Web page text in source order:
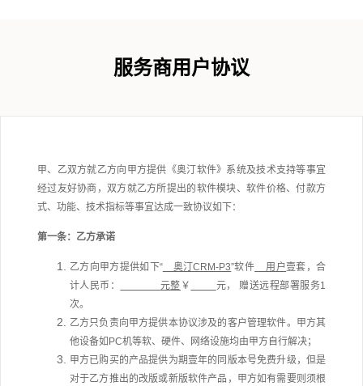
服务商用户协议
甲、乙双方就乙方向甲方提供《奥汀软件》系统及技术支持等事宜
经过友好协商，双方就乙方所提出的软件模块、软件价格、付款方
式、功能、技术指标等事宜达成一致协议如下：
第一条：乙方承诺
乙方向甲方提供如下“奥汀CRM-P3”软件 用户 壹套，合
计人民币：
元整 ￥ 元， 赠送远程部署服务1
次。
乙方只负责向甲方提供本协议涉及的客户管理软件。甲方其
他设备如PC机等软、硬件、网络设施均由甲方自行解决；
甲方已购买的产品提供为期壹年的同版本号免费升级，但是
对于乙方推出的改版或新版软件产品，甲方如有需要则须根